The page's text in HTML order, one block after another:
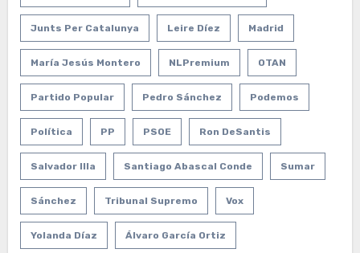
Junts Per Catalunya Leire Díez Madrid
María Jesús Montero NLPremium OTAN
Partido Popular Pedro Sánchez Podemos
Política PP PSOE Ron DeSantis
Salvador Illa Santiago Abascal Conde Sumar
Sánchez Tribunal Supremo Vox
Yolanda Díaz Álvaro García Ortiz